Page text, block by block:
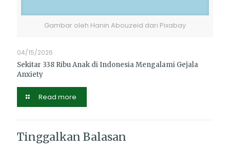
Gambar oleh Hanin Abouzeid dari Pixabay
04/15/2026
Sekitar 338 Ribu Anak di Indonesia Mengalami Gejala
Anxiety
Read more
Tinggalkan Balasan